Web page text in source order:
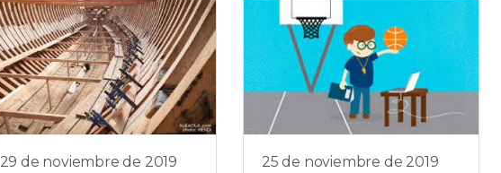
29 de noviembre de 2019 25 de noviembre de 2019